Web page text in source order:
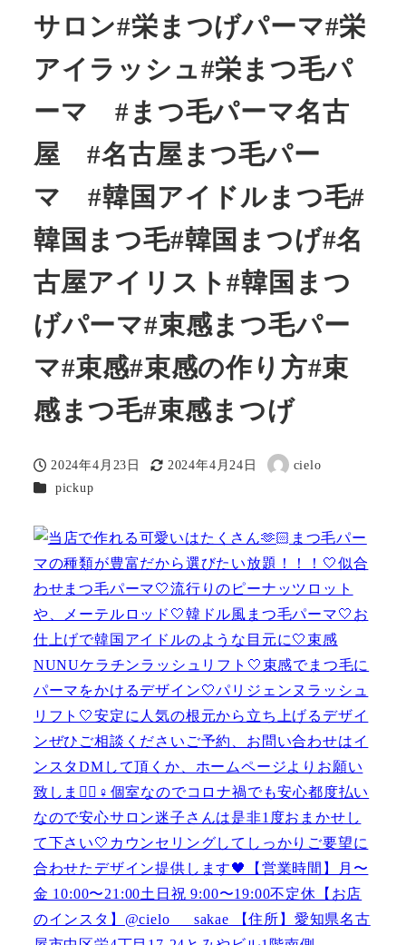
サロン#栄まつげパーマ#栄
アイラッシュ#栄まつ毛パ
ーマ #まつ毛パーマ名古
屋 #名古屋まつ毛パー
マ #韓国アイドルまつ毛#
韓国まつ毛#韓国まつげ#名
古屋アイリスト#韓国まつ
げパーマ#束感まつ毛パー
マ#束感#束感の作り方#束
感まつ毛#束感まつげ
投稿日
2024年4月23日
更新日
2024年4月24日
著
cielo
カテゴリー
pickup